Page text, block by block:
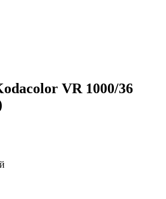
VR 1000/36